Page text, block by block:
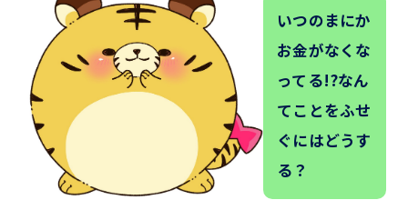
いつのまにか
お金がなくな
ってる!?なん
てことをふせ
ぐにはどうす
る？